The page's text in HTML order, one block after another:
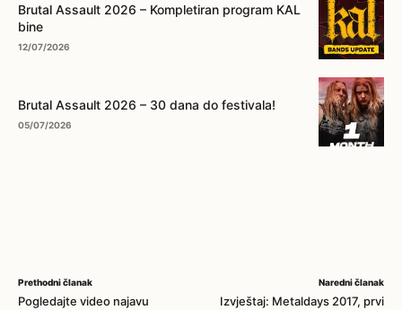
Brutal Assault 2026 – Kompletiran program KAL
bine
12/07/2026
Brutal Assault 2026 – 30 dana do festivala!
05/07/2026
Prethodni članak
Pogledajte video najavu
Naredni članak
Izvještaj: Metaldays 2017, prvi